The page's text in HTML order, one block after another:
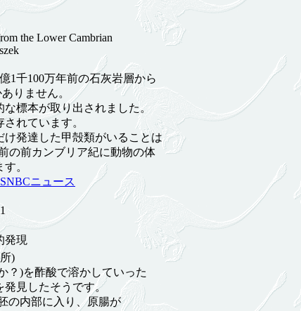
the Lower Cambrian
千100万年前の石灰岩層から
りません。
標本が取り出されました。
れています。
発達した甲殻類がいることは
前カンブリア紀に動物の体
。
ニュース
現
)
)を酢酸で溶かしていった
見したそうです。
の内部に入り、原腸が